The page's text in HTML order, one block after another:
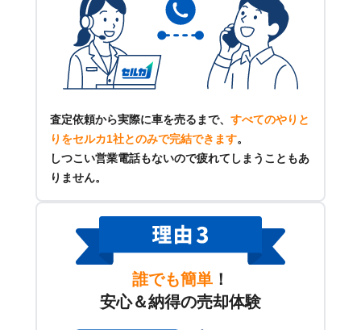
査定依頼から実際に車を売るまで、 すべてのやりと
りをセルカ1社とのみで完結できます。
しつこい営業電話もないので疲れてしまうこともあ
りません。
誰でも簡単 ！
安心＆納得の売却体験